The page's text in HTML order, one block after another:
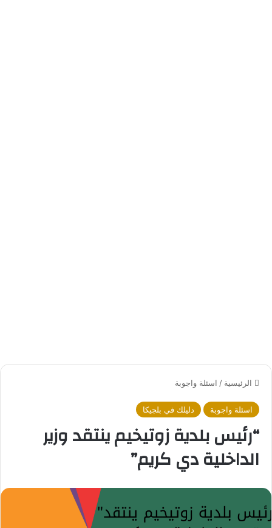
الرئيسية / اسئلة واجوبة
اسئلة واجوبة دليلك في بلجيكا
“رئيس بلدية زوتيخيم ينتقد وزير
الداخلية دي كريم”